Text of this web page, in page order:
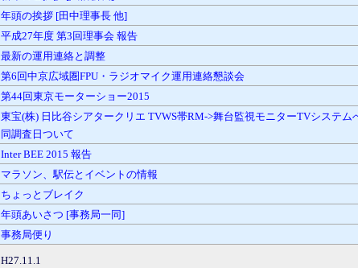
年頭の挨拶 [田中理事長 他]
平成27年度 第3回理事会 報告
最新の運用連絡と調整
第6回中京広域圏FPU・ラジオマイク運用連絡懇談会
第44回東京モーターショー2015
東宝(株) 日比谷シアタークリエ TVWS帯RM->舞台監視モニターTVシステム
同調査日ついて
Inter BEE 2015 報告
マラソン、駅伝とイベントの情報
ちょっとブレイク
年頭あいさつ [事務局一同]
事務局便り
H27.11.1